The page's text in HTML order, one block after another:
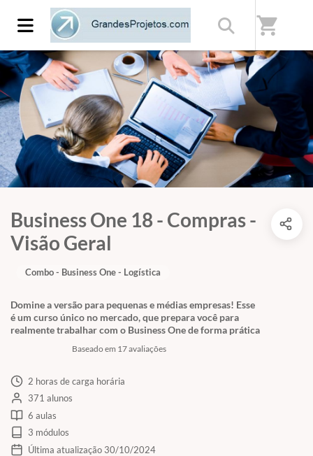
shopping_cart
Business One 18 - Compras -
Visão Geral
Domine a versão para pequenas e médias empresas! Esse
é um curso único no mercado, que prepara você para
realmente trabalhar com o Business One de forma prática
Baseado em 17 avaliações
Combo - Business One - Logística
2 horas de carga horária
371 alunos
6 aulas
3 módulos
Última atualização 30/10/2024